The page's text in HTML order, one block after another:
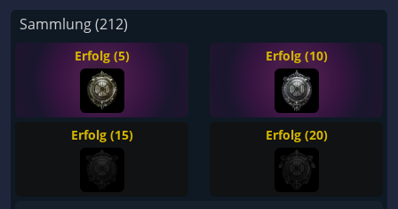
Sammlung (212)
Erfolg (5) Erfolg (10)
Erfolg (15) Erfolg (20)